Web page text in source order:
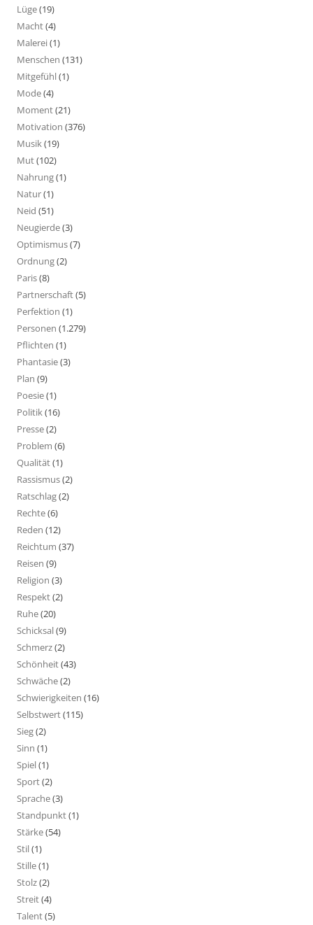
Lüge(19)
Macht(4)
Malerei(1)
Menschen (131)
Mitgefühl(1)
Mode(4)
Moment(21)
Motivation (376)
Musik(19)
Mut(102)
Nahrung(1)
Natur(1)
Neid (51)
Neugierde(3)
Optimismus(7)
Ordnung(2)
Paris(8)
Partnerschaft(5)
Perfektion (1)
Personen (1.279)
Pflichten (1)
Phantasie(3)
Plan (9)
Poesie(1)
Politik(16)
Presse(2)
Problem (6)
Qualität(1)
Rassismus(2)
Ratschlag(2)
Rechte(6)
Reden (12)
Reichtum (37)
Reisen (9)
Religion (3)
Respekt(2)
Ruhe(20)
Schicksal(9)
Schmerz(2)
Schönheit(43)
Schwäche(2)
Schwierigkeiten (16)
Selbstwert(115)
Sieg(2)
Sinn (1)
Spiel(1)
Sport(2)
Sprache(3)
Standpunkt(1)
Stärke(54)
Stil(1)
Stille(1)
Stolz(2)
Streit(4)
Talent(5)